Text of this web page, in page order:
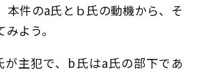
本件のa氏とｂ氏の動機から、そ
よう。
が主犯で、b氏はa氏の部下であ